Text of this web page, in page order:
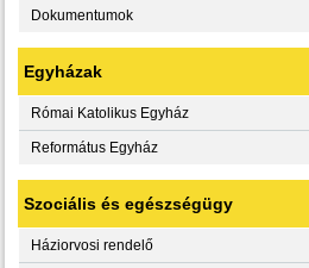
Dokumentumok
Egyházak
Római Katolikus Egyház
Református Egyház
Szociális és egészségügy
Háziorvosi rendelő